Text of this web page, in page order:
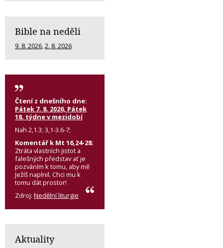
Bible na neděli
9. 8. 2026,2. 8. 2026
Čtení z dnešního dne:
Pátek 7. 8. 2026, Pátek
18. týdne v mezidobí
Nah 2,1.3; 3,1-3.6-7;
Komentář k Mt 16,24-28:
Ztráta vlastních jistot a
falešných představ ať je
pozváním k tomu, aby mě
Ježíš naplnil. Chci mu k
tomu dát prostor!
Zdroj: Nedělní liturgie
Aktuality